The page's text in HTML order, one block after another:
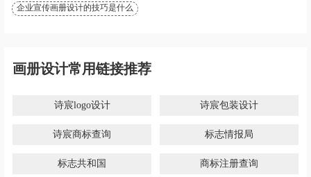
企业宣传画册设计的技巧是什么
画册设计常用链接推荐
诗宸logo设计 诗宸包装设计
诗宸商标查询 标志情报局
标志共和国 商标注册查询